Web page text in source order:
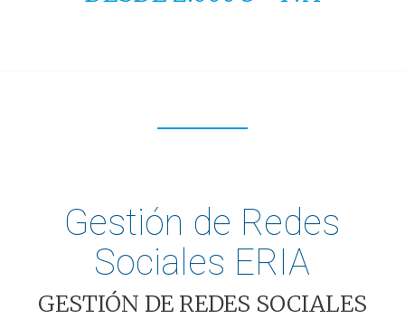
Gestión de Redes
Sociales ERIA
GESTIÓN DE REDES SOCIALES